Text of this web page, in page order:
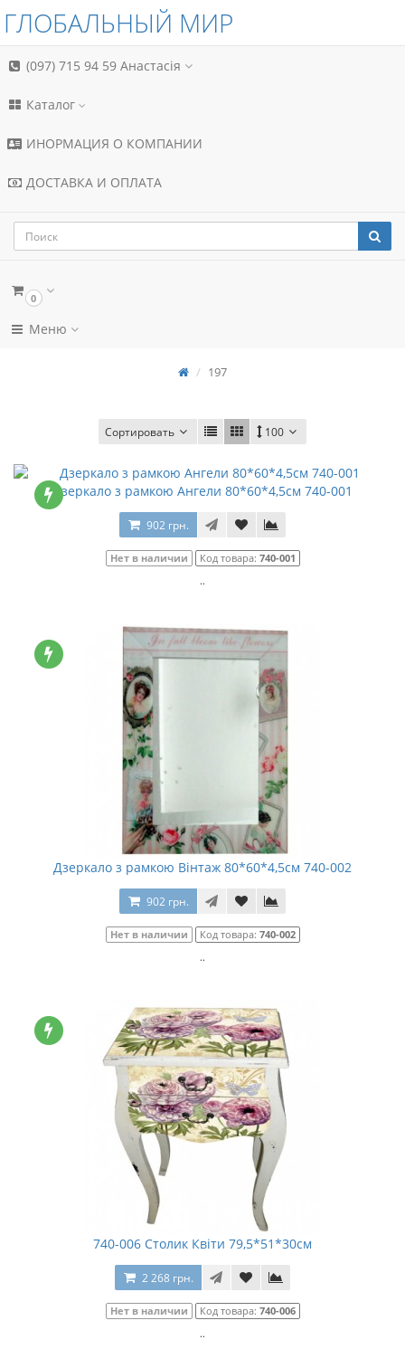
ГЛОБАЛЬНЫЙ МИР
(097) 715 94 59 Анастасія
Каталог
ИНОРМАЦИЯ О КОМПАНИИ
ДОСТАВКА И ОПЛАТА
0
Меню
197
Сортировать 100
Дзеркало з рамкою Ангели 80*60*4,5см 740-001
902 грн.
Нет в наличии Код товара: 740-001
..
Дзеркало з рамкою Вінтаж 80*60*4,5см 740-002
902 грн.
Нет в наличии Код товара: 740-002
..
740-006 Столик Квіти 79,5*51*30см
2 268 грн.
Нет в наличии Код товара: 740-006
..